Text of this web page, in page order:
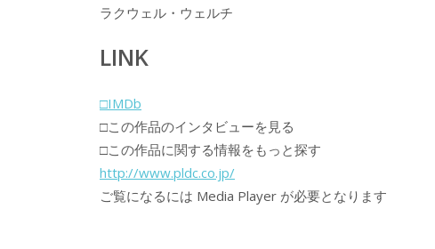
ラクウェル・ウェルチ
LINK
□IMDb
□この作品のインタビューを見る
□この作品に関する情報をもっと探す
http://www.pldc.co.jp/
ご覧になるには Media Player が必要となります